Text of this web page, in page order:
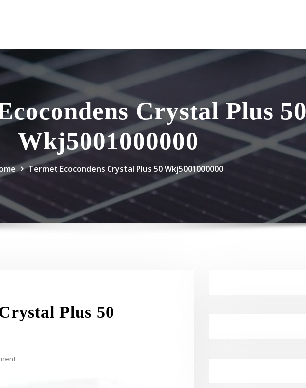
Crystal Plus 50
Wkj5001000000
Termet Ecocondens Crystal Plus 50 Wkj5001000000
Plus 50